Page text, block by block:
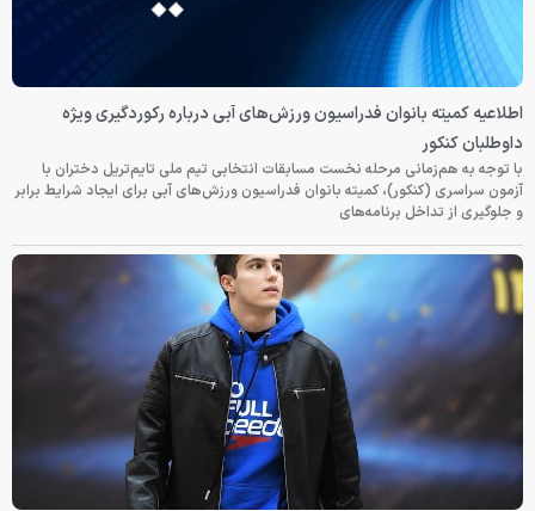
اطلاعیه کمیته بانوان فدراسیون ورزش‌های آبی درباره رکوردگیری ویژه
داوطلبان کنکور
با توجه به هم‌زمانی مرحله نخست مسابقات انتخابی تیم ملی تایم‌تریل دختران با
آزمون سراسری (کنکور)، کمیته بانوان فدراسیون ورزش‌های آبی برای ایجاد شرایط برابر
و جلوگیری از تداخل برنامه‌های